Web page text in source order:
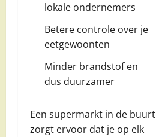
lokale ondernemers
Betere controle over je
eetgewoonten
Minder brandstof en
dus duurzamer
Een supermarkt in de buurt
zorgt ervoor dat je op elk